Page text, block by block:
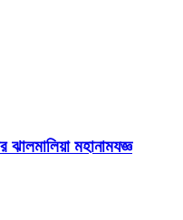
ঝালমালিয়া মহানামযজ্ঞ